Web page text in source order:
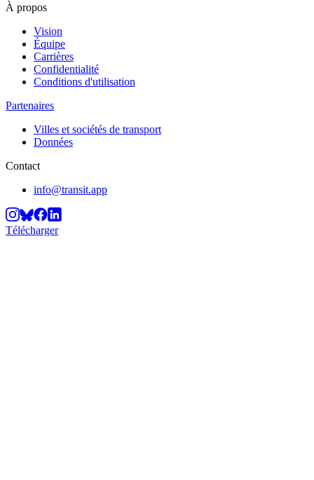
À propos
Vision
Équipe
Carrières
Confidentialité
Conditions d'utilisation
Partenaires
Villes et sociétés de transport
Données
Contact
info@transit.app
Télécharger